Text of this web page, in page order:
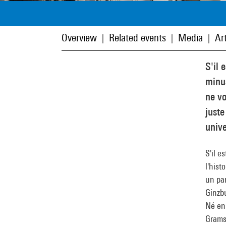
Overview Related events Media
S'il
ne
S'il
un
Né